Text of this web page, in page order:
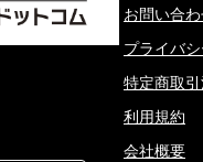
お問い合
プライバ
特定商取
利用規約
会社概要